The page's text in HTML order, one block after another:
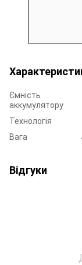
Ємність
аккумулятору
Технологія
Вага
Відгуки